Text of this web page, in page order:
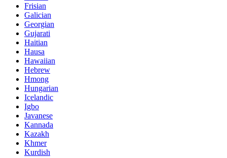
Frisian
Galician
Georgian
Gujarati
Haitian
Hausa
Hawaiian
Hebrew
Hmong
Hungarian
Icelandic
Igbo
Javanese
Kannada
Kazakh
Khmer
Kurdish